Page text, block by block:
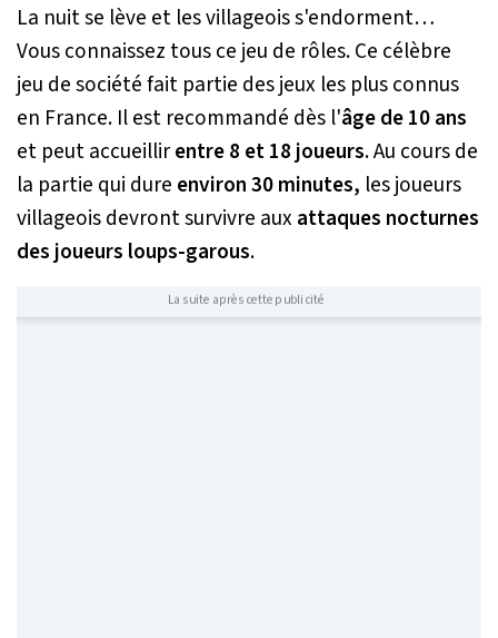
La nuit se lève et les villageois s'endorment…
Vous connaissez tous ce jeu de rôles. Ce célèbre
jeu de société fait partie des jeux les plus connus
en France. Il est recommandé dès l'âge de 10 ans
et peut accueillirentre 8 et 18 joueurs. Au cours de
la partie qui dure environ 30 minutes, les joueurs
villageois devront survivre aux attaques nocturnes
des joueurs loups-garous.
La suite après cette publicité